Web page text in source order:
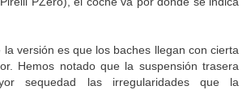
la versión es que los baches llegan con cierta
Hemos notado que la suspensión trasera
sequedad las irregularidades que la